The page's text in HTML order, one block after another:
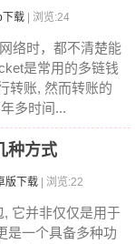
下载 | 浏览:24
络时，都不清楚能
是常用的多链钱
转账, 然而转账的
多时间...
种方式
版下载 | 浏览:22
它并非仅仅是用于
是一个具备多种功